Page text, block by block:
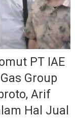
PT IAE
Group
Arif
Hal Jual